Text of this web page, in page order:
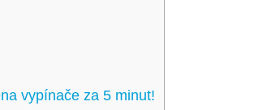
vypínače za 5 minut!